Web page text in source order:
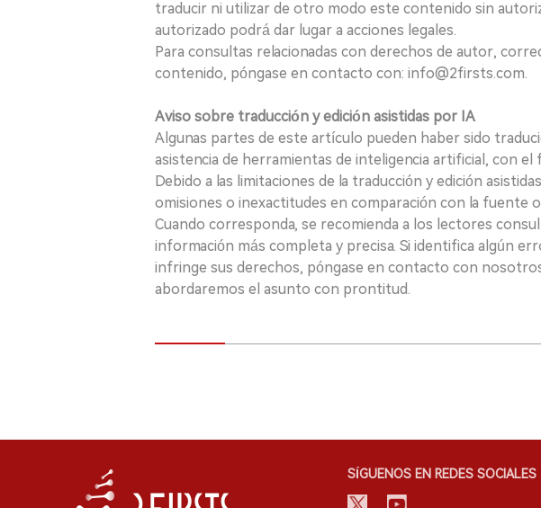
traducir ni utilizar de otro modo este contenido sin
autorizado podrá dar lugar a acciones legales.
Para consultas relacionadas con derechos de autor,
contenido, póngase en contacto con: info@2firsts.com.
Aviso sobre traducción y edición asistidas por IA
Algunas partes de este artículo pueden haber sido
asistencia de herramientas de inteligencia artificial, con el
Debido a las limitaciones de la traducción y edición
omisiones o inexactitudes en comparación con la fuente
Cuando corresponda, se recomienda a los lectores
información más completa y precisa. Si identifica algún
infringe sus derechos, póngase en contacto con
abordaremos el asunto con prontitud.
SÍGUENOS EN REDES SOCIALES